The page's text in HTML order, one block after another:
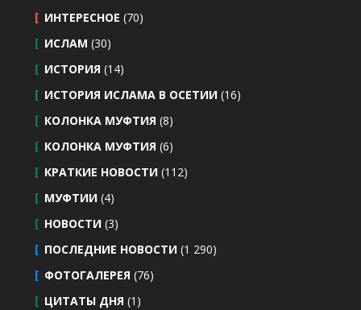
ИНТЕРЕСНОЕ (70)
ИСЛАМ (30)
ИСТОРИЯ (14)
ИСТОРИЯ ИСЛАМА В ОСЕТИИ (16)
КОЛОНКА МУФТИЯ (8)
КОЛОНКА МУФТИЯ (6)
КРАТКИЕ НОВОСТИ (112)
МУФТИИ (4)
НОВОСТИ (3)
ПОСЛЕДНИЕ НОВОСТИ (1 290)
ФОТОГАЛЕРЕЯ (76)
ЦИТАТЫ ДНЯ (1)